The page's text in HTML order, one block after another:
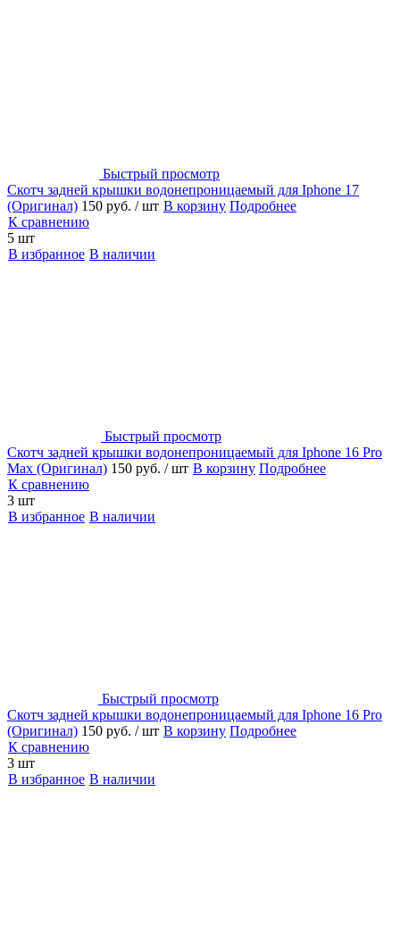
Быстрый просмотр
Скотч задней крышки водонепроницаемый для Iphone 17
(Оригинал) 150 руб. / шт В корзину Подробнее
К сравнению
5 шт
В избранное В наличии
Быстрый просмотр
Скотч задней крышки водонепроницаемый для Iphone 16 Pro
Max (Оригинал) 150 руб. / шт В корзину Подробнее
К сравнению
3 шт
В избранное В наличии
Быстрый просмотр
Скотч задней крышки водонепроницаемый для Iphone 16 Pro
(Оригинал) 150 руб. / шт В корзину Подробнее
К сравнению
3 шт
В избранное В наличии